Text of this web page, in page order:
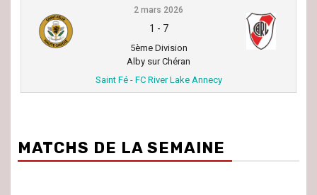
2 mars 2026
1 - 7
5ème Division
Alby sur Chéran
Saint Fé - FC River Lake Annecy
MATCHS DE LA SEMAINE